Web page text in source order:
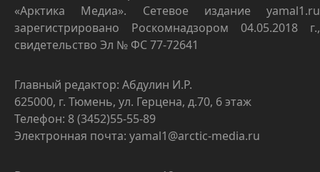
«Арктика Медиа». Сетевое издание yamal1.ru
зарегистрировано Роскомнадзором 04.05.2018 г.,
свидетельство Эл № ФС 77-72641
Главный редактор: Абдулин И.Р.
625000, г. Тюмень, ул. Герцена, д.70, 6 этаж
Телефон: 8 (3452)55-55-89
Электронная почта: yamal1@arctic-media.ru